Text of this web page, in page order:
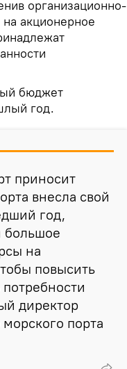
организационно-
акционерное
бюджет
год.
приносит
внесла свой
год,
большое
на
повысить
директор
порта